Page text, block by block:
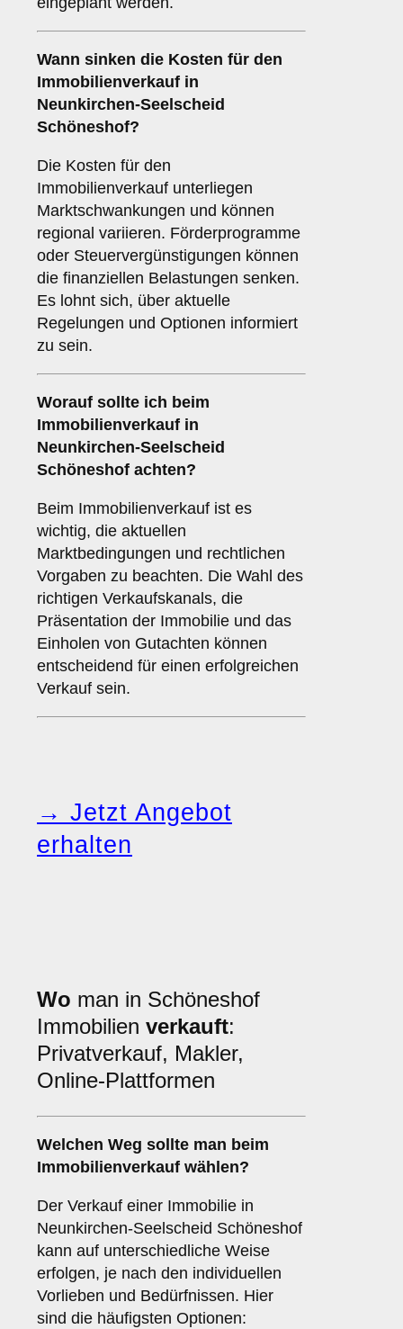
Wann sinken die Kosten für den
Immobilienverkauf in
Neunkirchen-Seelscheid
Schöneshof?
Die Kosten für den
Immobilienverkauf unterliegen
Marktschwankungen und können
regional variieren. Förderprogramme
oder Steuervergünstigungen können
die finanziellen Belastungen senken.
Es lohnt sich, über aktuelle
Regelungen und Optionen informiert
zu sein.
Worauf sollte ich beim
Immobilienverkauf in
Neunkirchen-Seelscheid
Schöneshof achten?
Beim Immobilienverkauf ist es
wichtig, die aktuellen
Marktbedingungen und rechtlichen
Vorgaben zu beachten. Die Wahl des
richtigen Verkaufskanals, die
Präsentation der Immobilie und das
Einholen von Gutachten können
entscheidend für einen erfolgreichen
Verkauf sein.
→ Jetzt Angebot
erhalten
Wo man in Schöneshof
Immobilien verkauft:
Privatverkauf, Makler,
Online-Plattformen
Welchen Weg sollte man beim
Immobilienverkauf wählen?
Der Verkauf einer Immobilie in
Neunkirchen-Seelscheid Schöneshof
kann auf unterschiedliche Weise
erfolgen, je nach den individuellen
Vorlieben und Bedürfnissen. Hier
sind die häufigsten Optionen: